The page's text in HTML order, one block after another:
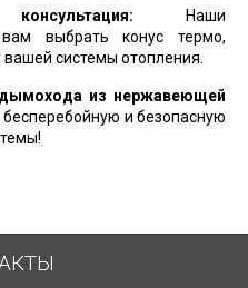
Наши
выбрать конус термо,
системы отопления.
из нержавеющей
бесперебойную и безопасную